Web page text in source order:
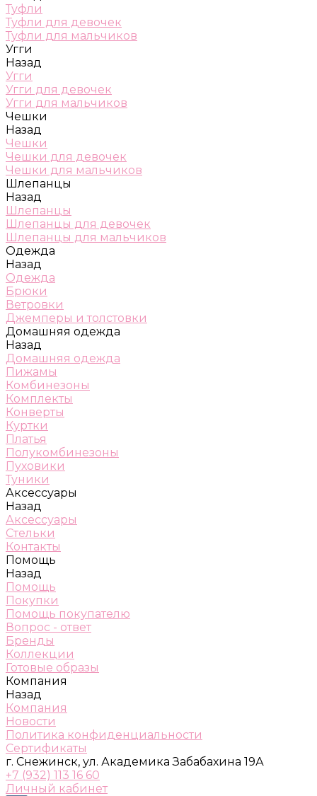
Туфли
Туфли для девочек
Туфли для мальчиков
Угги
Назад
Угги
Угги для девочек
Угги для мальчиков
Чешки
Назад
Чешки
Чешки для девочек
Чешки для мальчиков
Шлепанцы
Назад
Шлепанцы
Шлепанцы для девочек
Шлепанцы для мальчиков
Одежда
Назад
Одежда
Брюки
Ветровки
Джемперы и толстовки
Домашняя одежда
Назад
Домашняя одежда
Пижамы
Комбинезоны
Комплекты
Конверты
Куртки
Платья
Полукомбинезоны
Пуховики
Туники
Аксессуары
Назад
Аксессуары
Стельки
Контакты
Помощь
Назад
Помощь
Покупки
Помощь покупателю
Вопрос - ответ
Бренды
Коллекции
Готовые образы
Компания
Назад
Компания
Новости
Политика конфиденциальности
Сертификаты
г. Снежинск, ул. Академика Забабахина 19А
+7 (932) 113 16 60
Личный кабинет